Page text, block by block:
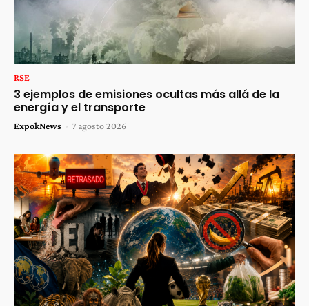
RSE
3 ejemplos de emisiones ocultas más allá de la
energía y el transporte
ExpokNews - 7 agosto 2026